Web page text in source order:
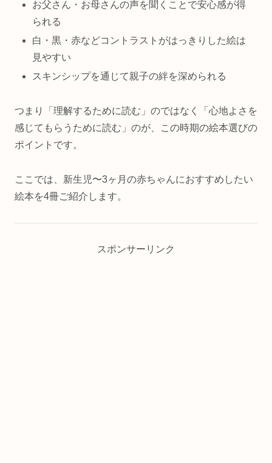
お父さん・お母さんの声を聞くことで安心感が得
られる
白・黒・赤などコントラストがはっきりした絵は
見やすい
スキンシップを通じて親子の絆を深められる
つまり「理解するために読む」のではなく「心地よさを
感じてもらうために読む」のが、この時期の絵本選びの
ポイントです。
ここでは、新生児〜3ヶ月の赤ちゃんにおすすめしたい
絵本を4冊ご紹介します。
スポンサーリンク